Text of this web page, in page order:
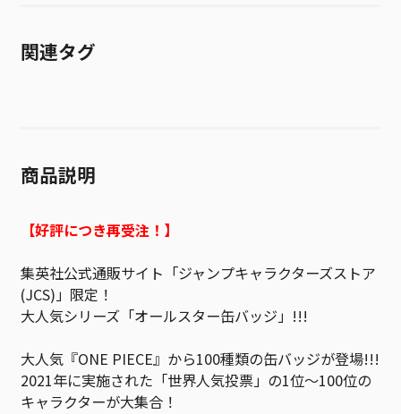
関連タグ
商品説明
【好評につき再受注！】
集英社公式通販サイト「ジャンプキャラクターズストア
(JCS)」限定！
大人気シリーズ「オールスター缶バッジ」!!!
大人気『ONE PIECE』から100種類の缶バッジが登場!!!
2021年に実施された「世界人気投票」の1位～100位の
キャラクターが大集合！